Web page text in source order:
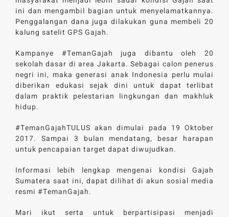
ini dan mengambil bagian untuk menyelamatkannya.
Penggalangan dana juga dilakukan guna membeli 20
kalung satelit GPS Gajah.
Kampanye #TemanGajah juga dibantu oleh 20
sekolah dasar di area Jakarta. Sebagai calon penerus
negri ini, maka generasi anak Indonesia perlu mulai
diberikan edukasi sejak dini untuk dapat terlibat
dalam praktik pelestarian lingkungan dan makhluk
hidup.
#TemanGajahTULUS akan dimulai pada 19 Oktober
2017. Sampai 3 bulan mendatang, besar harapan
untuk pencapaian target dapat diwujudkan.
Informasi lebih lengkap mengenai kondisi Gajah
Sumatera saat ini, dapat dilihat di akun sosial media
resmi #TemanGajah.
Mari ikut serta untuk berpartisipasi menjadi